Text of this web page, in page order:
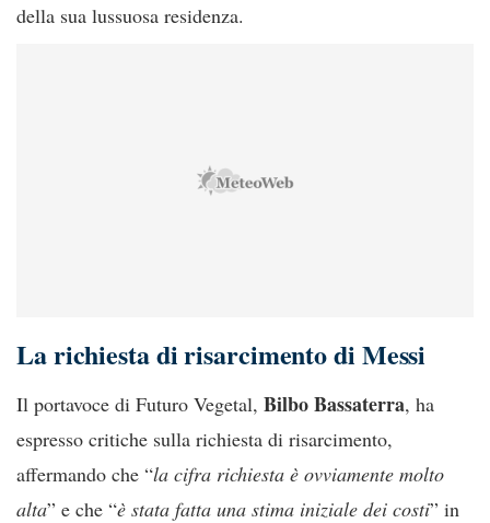
della sua lussuosa residenza.
La richiesta di risarcimento di Messi
Il portavoce di Futuro Vegetal, Bilbo Bassaterra, ha
espresso critiche sulla richiesta di risarcimento,
affermando che “la cifra richiesta è ovviamente molto
alta” e che “è stata fatta una stima iniziale dei costi” in